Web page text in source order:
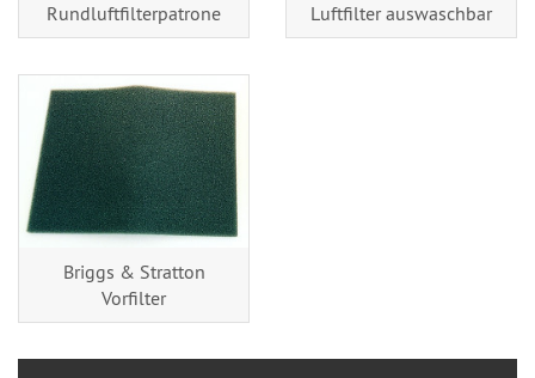
Rundluftfilterpatrone
Luftfilter auswaschbar
Briggs & Stratton
Vorfilter